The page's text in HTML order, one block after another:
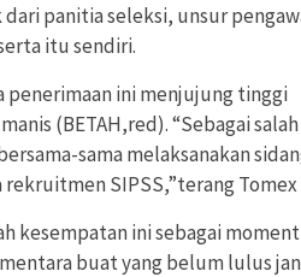
panitia seleksi, unsur
itu sendiri.
penerimaan ini menjujung tinggi
(BETAH,red). “Sebagai
sama melaksanakan
SIPSS,”terang Tomex
kesempatan ini sebagai
buat yang belum lulus